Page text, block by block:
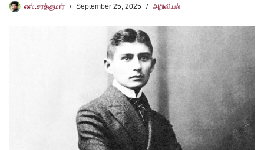
எஸ்.சரத்குமார் September 25, 2025 அறிவியல்